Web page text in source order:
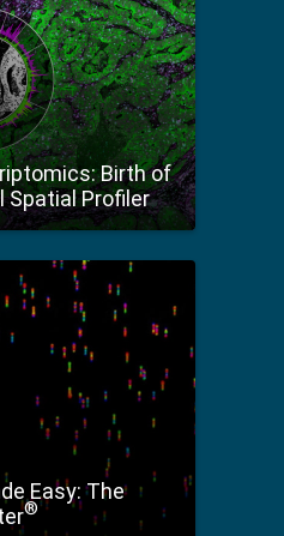
Birth of
Spatial Profiler
Easy: The
®